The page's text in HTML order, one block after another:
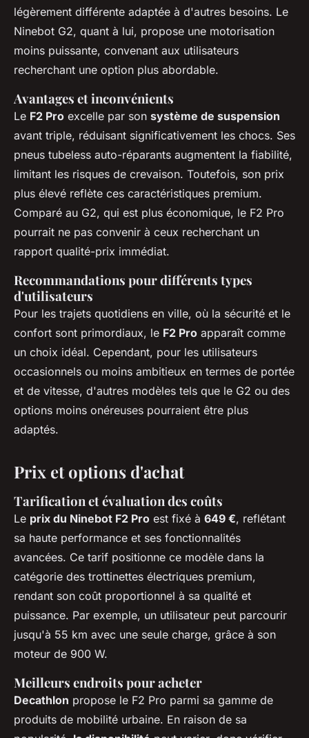
légèrement différente adaptée à d'autres besoins. Le
Ninebot G2, quant à lui, propose une motorisation
moins puissante, convenant aux utilisateurs
recherchant une option plus abordable.
Avantages et inconvénients
Le F2 Pro excelle par son système de suspension
avant triple, réduisant significativement les chocs. Ses
pneus tubeless auto-réparants augmentent la fiabilité,
limitant les risques de crevaison. Toutefois, son prix
plus élevé reflète ces caractéristiques premium.
Comparé au G2, qui est plus économique, le F2 Pro
pourrait ne pas convenir à ceux recherchant un
rapport qualité-prix immédiat.
Recommandations pour différents types
d'utilisateurs
Pour les trajets quotidiens en ville, où la sécurité et le
confort sont primordiaux, le F2 Pro apparaît comme
un choix idéal. Cependant, pour les utilisateurs
occasionnels ou moins ambitieux en termes de portée
et de vitesse, d'autres modèles tels que le G2 ou des
options moins onéreuses pourraient être plus
adaptés.
Prix et options d'achat
Tarification et évaluation des coûts
Le prix du Ninebot F2 Pro est fixé à 649 €, reflétant
sa haute performance et ses fonctionnalités
avancées. Ce tarif positionne ce modèle dans la
catégorie des trottinettes électriques premium,
rendant son coût proportionnel à sa qualité et
puissance. Par exemple, un utilisateur peut parcourir
jusqu'à 55 km avec une seule charge, grâce à son
moteur de 900 W.
Meilleurs endroits pour acheter
Decathlon propose le F2 Pro parmi sa gamme de
produits de mobilité urbaine. En raison de sa